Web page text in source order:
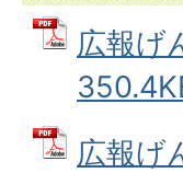
広報げ
広報げ